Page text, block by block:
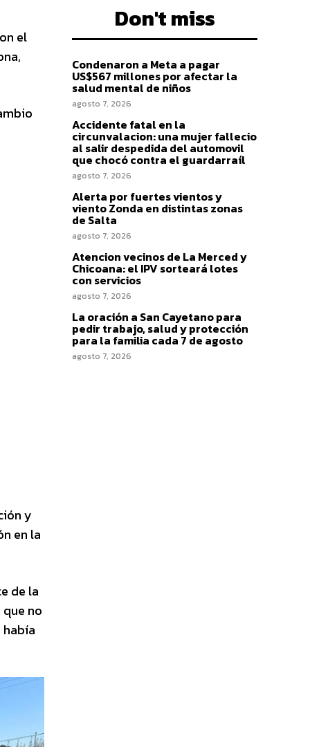
el
y
en la
de la
no
Don't miss
Condenaron a Meta a pagar
US$567 millones por afectar la
salud mental de niños
agosto 7, 2026
Accidente fatal en la
circunvalacion: una mujer fallecio
al salir despedida del automovil
que chocó contra el guardarraíl
agosto 7, 2026
Alerta por fuertes vientos y
viento Zonda en distintas zonas
de Salta
agosto 7, 2026
Atencion vecinos de La Merced y
Chicoana: el IPV sorteará lotes
con servicios
agosto 7, 2026
La oración a San Cayetano para
pedir trabajo, salud y protección
para la familia cada 7 de agosto
agosto 7, 2026